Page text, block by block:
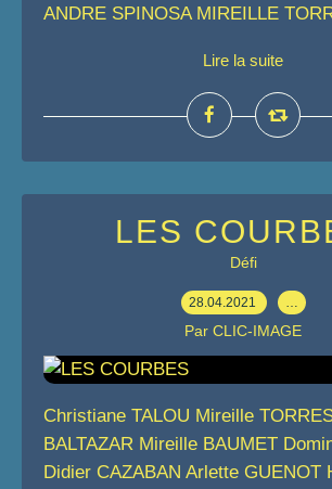
ANDRE SPINOSA MIREILLE
Lire la suite
LES
Défi
28.04.2021 …
Par CLIC-IMAGE
Christiane TALOU Mireille
BALTAZAR Mireille BAUMET
Didier CAZABAN Arlette GUENOT